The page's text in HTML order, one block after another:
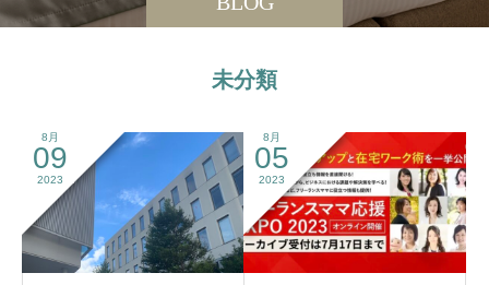
未分類
8月
09
2023
8月
05
2023